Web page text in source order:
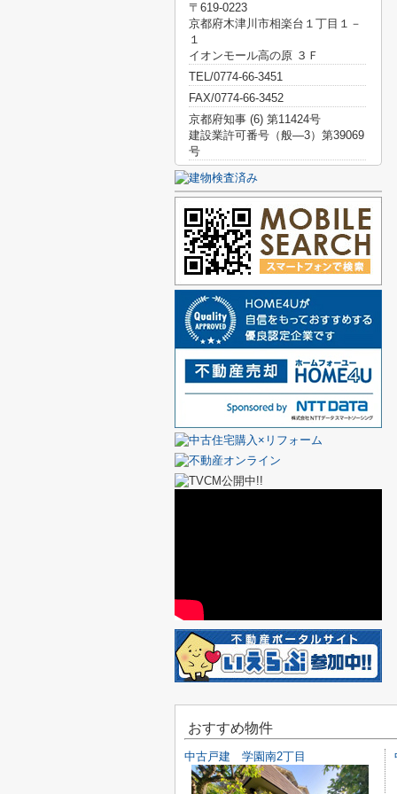
〒619-0223
京都府木津川市相楽台１丁目１－
１
イオンモール高の原 ３Ｆ
TEL/0774-66-3451
FAX/0774-66-3452
京都府知事 (6) 第11424号
建設業許可番号（般―3）第39069
号
おすすめ物件
中古戸建 学園南2丁目